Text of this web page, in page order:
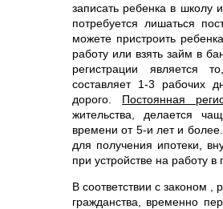
записать ребенка в школу
потребуется лишаться
можете пристроить
работу или взять займ в
регистрации является
составляет 1-3 рабочих
дорого. Постоянная
жительства, делается
времени от 5-и лет и
для получения ипотеки,
при устройстве на работу в
В соответствии с законом ,
гражданства, временно